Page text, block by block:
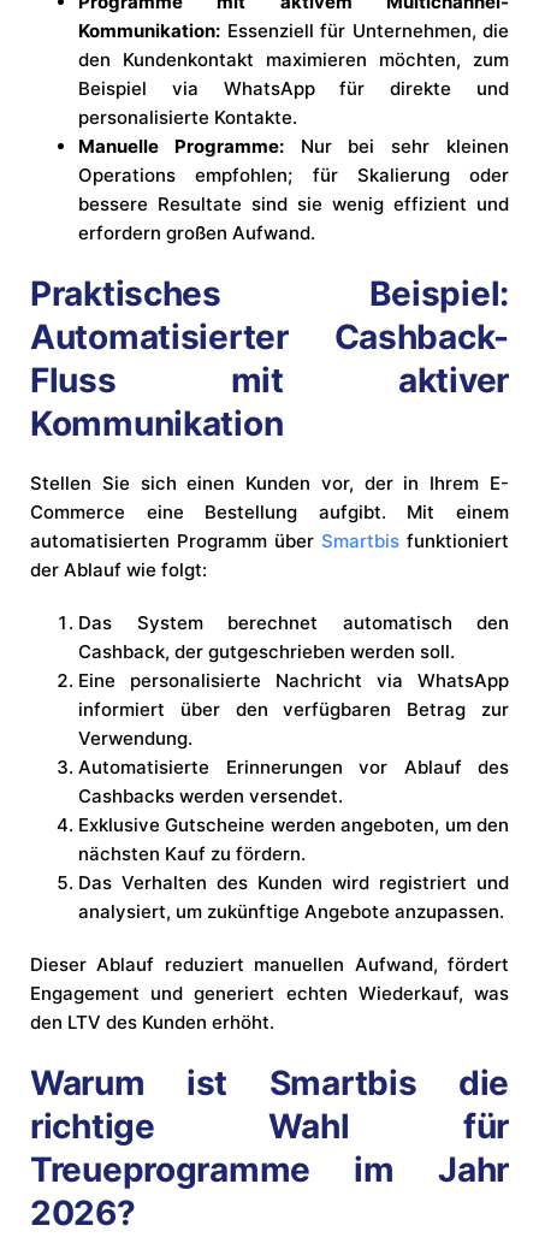
Kommunikation: Essenziell für Unternehmen, die
den Kundenkontakt maximieren möchten, zum
Beispiel via WhatsApp für direkte und
personalisierte Kontakte.
Manuelle Programme:Nur bei sehr kleinen
Operations empfohlen; für Skalierung oder
bessere Resultate sind sie wenig effizient und
erfordern großen Aufwand.
Praktisches Beispiel:
Automatisierter Cashback-
Fluss mit aktiver
Kommunikation
Stellen Sie sich einen Kunden vor, der in Ihrem E-
Commerce eine Bestellung aufgibt. Mit einem
automatisierten Programm über Smartbis funktioniert
der Ablauf wie folgt:
Das System berechnet automatisch den
Cashback, der gutgeschrieben werden soll.
Eine personalisierte Nachricht via WhatsApp
informiert über den verfügbaren Betrag zur
Verwendung.
Automatisierte Erinnerungen vor Ablauf des
Cashbacks werden versendet.
Exklusive Gutscheine werden angeboten, um den
nächsten Kauf zu fördern.
Das Verhalten des Kunden wird registriert und
analysiert, um zukünftige Angebote anzupassen.
Dieser Ablauf reduziert manuellen Aufwand, fördert
Engagement und generiert echten Wiederkauf, was
den LTV des Kunden erhöht.
Warum ist Smartbis die
richtige Wahl für
Treueprogramme im Jahr
2026?